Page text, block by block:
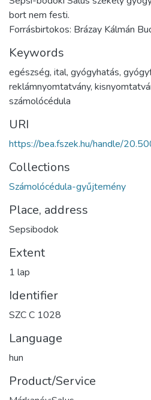
bort nem festi.
Forrásbirtokos: Brázay Kálmán
Keywords
egészség, ital, gyógyhatás,
reklámnyomtatvány,
számolócédula
URI
https://bea.fszek.hu/handle/
Collections
Számolócédula-gyűjtemény
Place, address
Sepsibodok
Extent
1 lap
Identifier
SZC C 1028
Language
hun
Product/Service